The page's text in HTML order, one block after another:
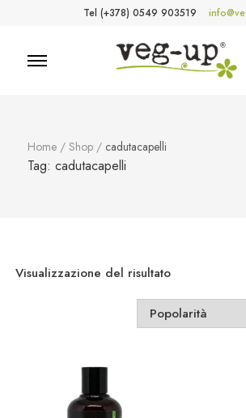
Tel (+378) 0549 903519
Home / Shop / cadutacapelli
Tag: cadutacapelli
Visualizzazione del risultato